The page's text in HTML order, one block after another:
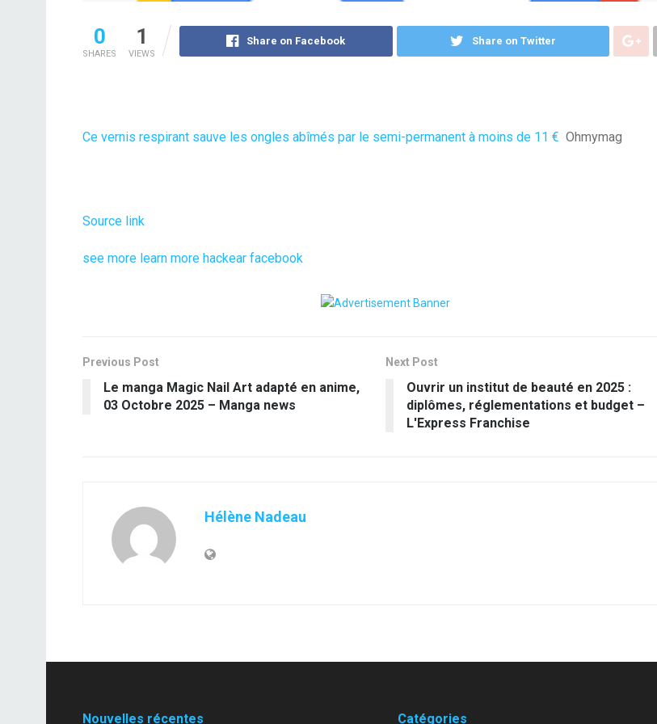
0
SHARES
1
VIEWS
Share on Facebook Share on Twitter
Ce vernis respirant sauve les ongles abîmés par le semi-permanent à moins de 11 € Ohmymag
Source link
see more learn more hackear facebook
Previous Post
Le manga Magic Nail Art adapté en anime,
03 Octobre 2025 – Manga news
Next Post
Ouvrir un institut de beauté en 2025 :
diplômes, réglementations et budget –
L'Express Franchise
Hélène Nadeau
Nouvelles récentes Catégories